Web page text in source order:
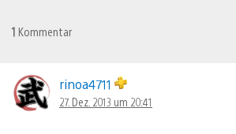
1 Kommentar
rinoa4711
27. Dez. 2013 um 20:41